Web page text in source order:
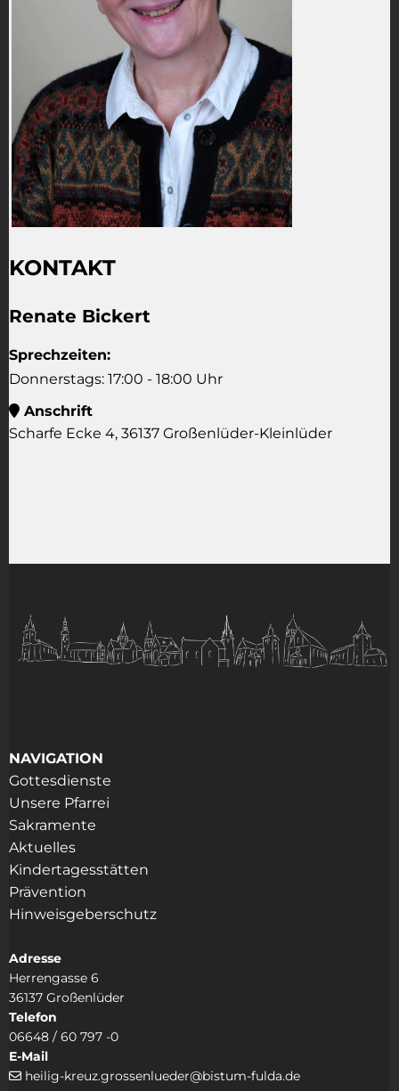
KONTAKT
Renate Bickert
Sprechzeiten:
Donnerstags: 17:00 - 18:00 Uhr
 Anschrift
Scharfe Ecke 4, 36137 Großenlüder-Kleinlüder
NAVIGATION
Gottesdienste
Unsere Pfarrei
Sakramente
Aktuelles
Kindertagesstätten
Prävention
Hinweisgeberschutz
Adresse
Herrengasse 6
36137 Großenlüder
Telefon
06648 / 60 797 -0
E-Mail
 heilig-kreuz.grossenlueder@bistum-fulda.de